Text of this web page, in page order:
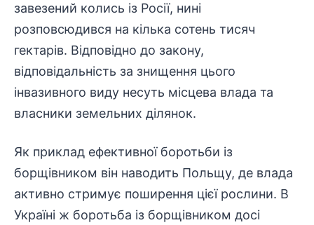
завезений колись із Росії, нині
розповсюдився на кілька сотень тисяч
гектарів. Відповідно до закону,
відповідальність за знищення цього
інвазивного виду несуть місцева влада та
власники земельних ділянок.
Як приклад ефективної боротьби із
борщівником він наводить Польщу, де влада
активно стримує поширення цієї рослини. В
Україні ж боротьба із борщівником досі